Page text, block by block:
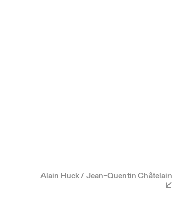
Alain Huck / Jean-Quentin Châtelain